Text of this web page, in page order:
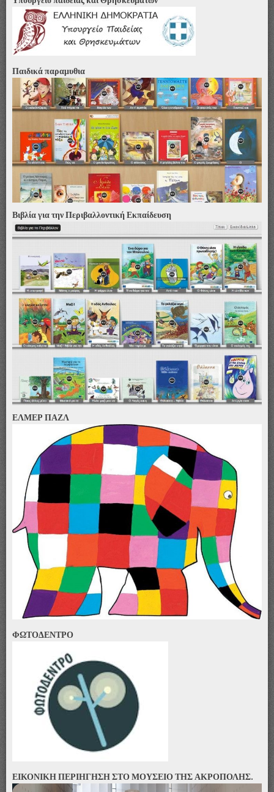
Παιδικά παραμυθια
Βιβλία για την Περιβαλλοντική Εκπαίδευση
ΕΛΜΕΡ ΠΑΖΛ
ΦΩΤΟΔΕΝΤΡΟ
ΕΙΚΟΝΙΚΗ ΠΕΡΙΗΓΗΣΗ ΣΤΟ ΜΟΥΣΕΙΟ ΤΗΣ ΑΚΡΟΠΟΛΗΣ.